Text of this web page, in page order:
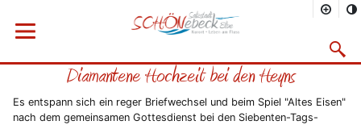
Menü öffnen
Vorheriges Bild
Startseite
Rathaus
Aktuelles 2009
Diamantene Hochzeit bei den Heyns
Es entspann sich ein reger Briefwechsel und beim Spiel "Altes Eisen"
nach dem gemeinsamen Gottesdienst bei den Siebenten-Tags-